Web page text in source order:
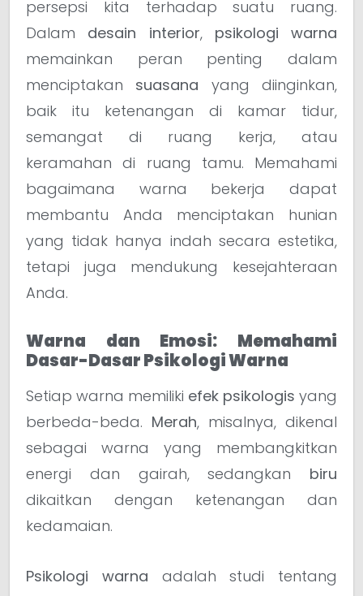
persepsi kita terhadap suatu ruang.
Dalam desain interior, psikologi warna
memainkan peran penting dalam
menciptakan suasana yang diinginkan,
baik itu ketenangan di kamar tidur,
semangat di ruang kerja, atau
keramahan di ruang tamu. Memahami
bagaimana warna bekerja dapat
membantu Anda menciptakan hunian
yang tidak hanya indah secara estetika,
tetapi juga mendukung kesejahteraan
Anda.
Warna dan Emosi: Memahami
Dasar-Dasar Psikologi Warna
Setiap warna memiliki efek psikologis yang
berbeda-beda. Merah, misalnya, dikenal
sebagai warna yang membangkitkan
energi dan gairah, sedangkan biru
dikaitkan dengan ketenangan dan
kedamaian.
Psikologi warna adalah studi tentang